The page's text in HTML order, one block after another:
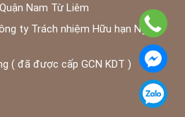
Nam Từ Liêm
ty Trách nhiệm Hữu hạn Ngoài
( đã được cấp GCN KDT )